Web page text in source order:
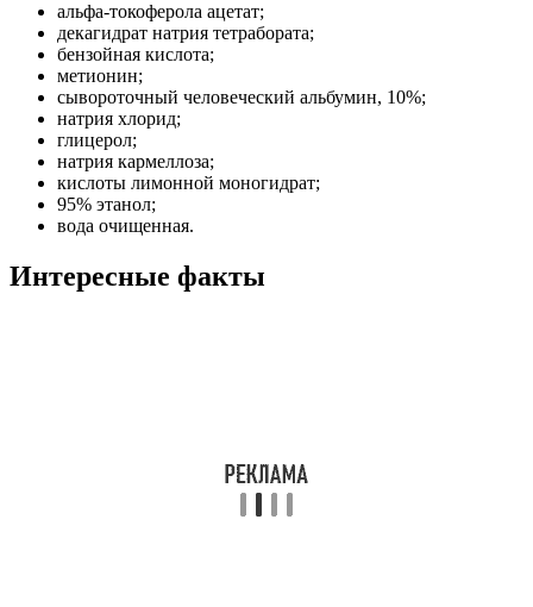
альфа-токоферола ацетат;
декагидрат натрия тетрабората;
бензойная кислота;
метионин;
сывороточный человеческий альбумин, 10%;
натрия хлорид;
глицерол;
натрия кармеллоза;
кислоты лимонной моногидрат;
95% этанол;
вода очищенная.
Интересные факты